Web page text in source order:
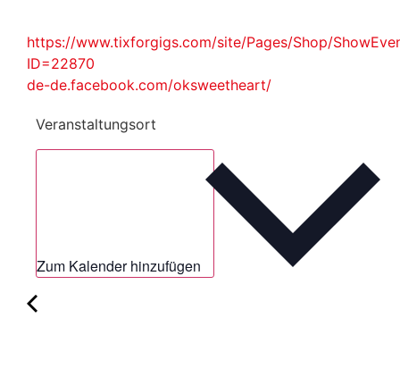
https://www.tixforgigs.com/site/Pages/Shop/
ID=22870
de-de.facebook.com/oksweetheart/
Veranstaltungsort
Zum Kalender hinzufügen